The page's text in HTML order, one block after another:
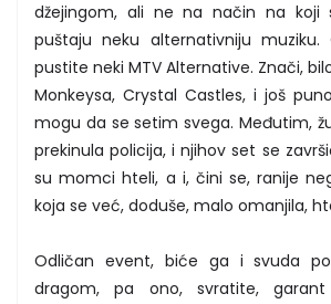
džejingom, ali ne na način na koji
puštaju neku alternativniju muziku.
pustite neki MTV Alternative. Znači,
Monkeysa, Crystal Castles, i još
mogu da se setim svega. Međutim,
prekinula policija, i njihov set se
su momci hteli, a i, čini se, ranije
koja se već, doduše, malo omanjila,
Odličan event, biće ga i svuda
dragom, pa ono, svratite,